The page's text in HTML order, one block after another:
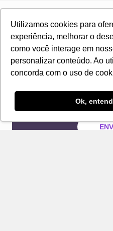
Utilizamos cookies para
experiência, melhorar o
como você interage em
personalizar conteúdo. Ao
concorda com o uso de
Ok,
Receba novidades e
Eu concordo com os
Privacidade